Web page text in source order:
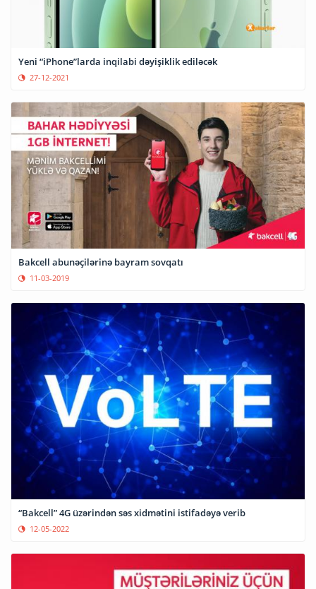
Yeni “iPhone”larda inqilabi dəyişiklik ediləcək
27-12-2021
Bakcell abunəçilərinə bayram sovqatı
11-03-2019
“Bakcell” 4G üzərindən səs xidmətini istifadəyə verib
12-05-2022